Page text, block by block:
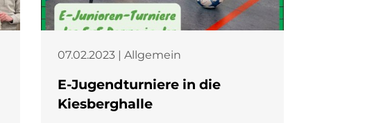
07.02.2023 | Allgemein
E-Jugendturniere in die
Kiesberghalle